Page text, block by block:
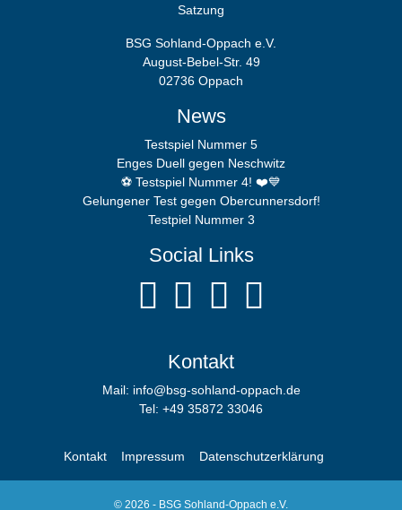
Satzung
BSG Sohland-Oppach e.V.
August-Bebel-Str. 49
02736 Oppach
News
Testspiel Nummer 5
Enges Duell gegen Neschwitz
⚽️ Testspiel Nummer 4! ❤️💙
Gelungener Test gegen Obercunnersdorf!
Testpiel Nummer 3
Social Links
Kontakt
Mail: info@bsg-sohland-oppach.de
Tel: +49 35872 33046
Kontakt Impressum Datenschutzerklärung
© 2026 - BSG Sohland-Oppach e.V.